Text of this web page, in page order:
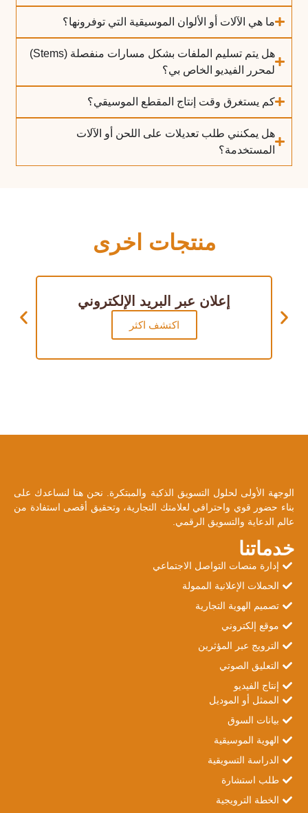
ما هي الآلات أو الألوان الموسيقية التي توفرونها؟
هل يتم تسليم الملفات بشكل مسارات منفصلة (Stems)
لمحرر الفيديو الخاص بي؟
كم يستغرق وقت إنتاج المقطع الموسيقي؟
هل يمكنني طلب تعديلات على اللحن أو الآلات
المستخدمة؟
منتجات اخرى
إعلان عبر البريد الإلكتروني
اكتشف اكثر
الوجهة الأولى لحلول التسويق الذكية والمبتكرة. نحن هنا لنساعدك على
بناء حضور قوي واحترافي لعلامتك التجارية، وتحقيق أقصى استفادة من
عالم الدعاية والتسويق الرقمي.
خدماتنا
إدارة منصات التواصل الاجتماعي
الحملات الإعلانية الممولة
تصميم الهوية التجارية
موقع إلكتروني
الترويج عبر المؤثرين
التعليق الصوتي
إنتاج الفيديو
الممثل أو الموديل
بيانات السوق
الهوية الموسيقية
الدراسة التسويقية
طلب استشارة
الخطة الترويجية